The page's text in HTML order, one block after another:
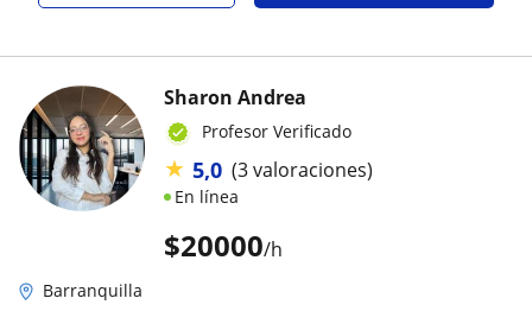
$20000/h
Sharon Andrea
Profesor Verificado
★ 5,0 (3 valoraciones)
En línea
Barranquilla